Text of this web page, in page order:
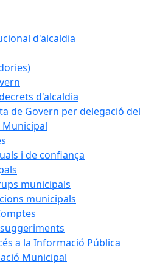
d'alcaldia
d'alcaldia
de Govern per delegació del
Municipal
i de confiança
municipals
municipals
a la Informació Pública
Municipal